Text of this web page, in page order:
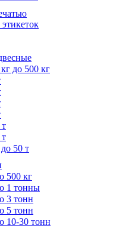
до 500 кг
50 т
500 кг
1 тонны
3 тонн
5 тонн
10-30 тонн